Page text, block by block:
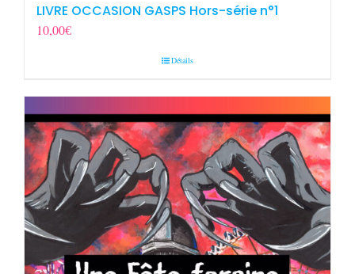
LIVRE OCCASION GASPS Hors-série n°1
10,00€
Détails